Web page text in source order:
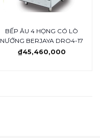
BẾP ÂU 4 HỌNG CÓ LÒ
NƯỚNG BERJAYA DRO4-17
₫45,460,000